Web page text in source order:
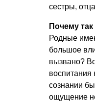
сестры,
Почему
Родные
большое
вызвано?
воспитания
сознании
ощущение